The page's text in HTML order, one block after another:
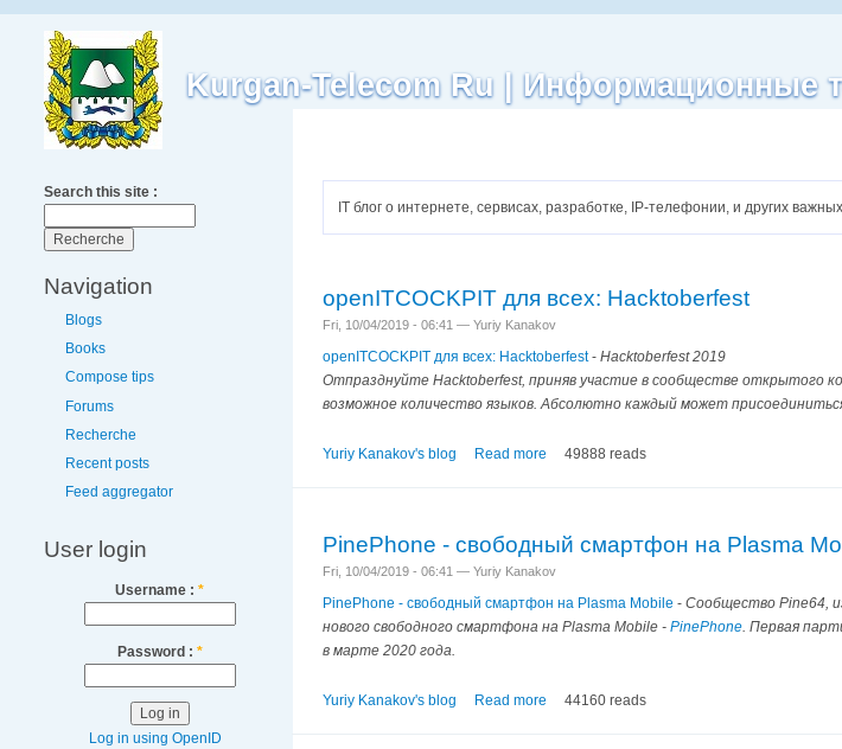
Kurgan-Telecom Ru | Информационные
Search this site :
Navigation
Blogs
Books
Compose tips
Forums
Recherche
Recent posts
Feed aggregator
User login
Username : *
Password : *
Log in using OpenID
IT блог о интернете, сервисах, разработке, IP-телефонии, и других
openITCOCKPIT для всех: Hacktoberfest
Fri, 10/04/2019 - 06:41 — Yuriy Kanakov
openITCOCKPIT для всех: Hacktoberfest- Hacktoberfest 2019
Отпразднуйте Hacktoberfest, приняв участие в сообществе открытого
возможное количество языков. Абсолютно каждый может
Yuriy Kanakov's blog Read more 49888 reads
PinePhone - свободный смартфон на Plasma
Fri, 10/04/2019 - 06:41 — Yuriy Kanakov
PinePhone - свободный смартфон на Plasma Mobile - Сообщество Pine64,
нового свободного смартфона на Plasma Mobile - PinePhone. Первая
в марте 2020 года.
Yuriy Kanakov's blog Read more 44160 reads